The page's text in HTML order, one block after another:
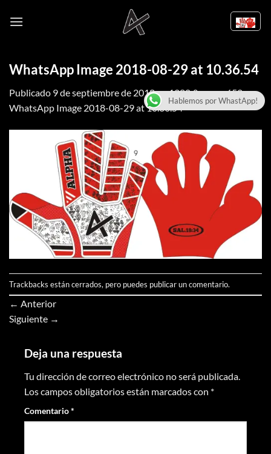
WhatsApp Image 2018-08-29 at 10.36.54
Publicado 9 de septiembre de 2018en1280 &veces; 652en
WhatsApp Image 2018-08-29 at 10.36.54
Trackbacks están cerrados, pero puedes publicar un comentario.
← Anterior
Siguiente →
Deja una respuesta
Tu dirección de correo electrónico no será publicada.
Los campos obligatorios están marcados con *
Comentario*
Hablemos por WhastApp!